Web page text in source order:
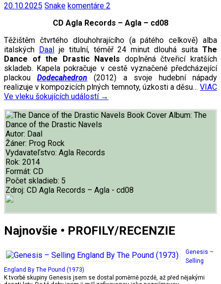
20.10.2025 Snake komentáre 2
CD Agla Records – Agla – cd08
Těžištěm čtvrtého dlouhohrajícího (a pátého celkově) alba
italských Daalje titulní, téměř 24 minut dlouhá suitaThe
Dance of the Drastic Navels doplněná čtveřicí kratších
skladeb. Kapela pokračuje v cestě vyznačené předcházející
plackouDodecahedron (2012) a svoje hudební nápady
realizuje v kompozicích plných temnoty, úzkosti a děsu… VIAC
Ve vleku šokujících událostí →
Album: The
Dance of the Drastic Navels
Autor: Daal
Žáner: Prog Rock
Vydavateľstvo: Agla Records
Rok: 2014
Formát: CD
Počet skladieb: 5
Zdroj: CD Agla Records – Agla - cd08
Najnovšie • PROFILY/RECENZIE
Genesis –
Selling
England By The Pound (1973)
K tvorbě skupiny Genesis jsem se dostal poměrně pozdě, až před nějakými